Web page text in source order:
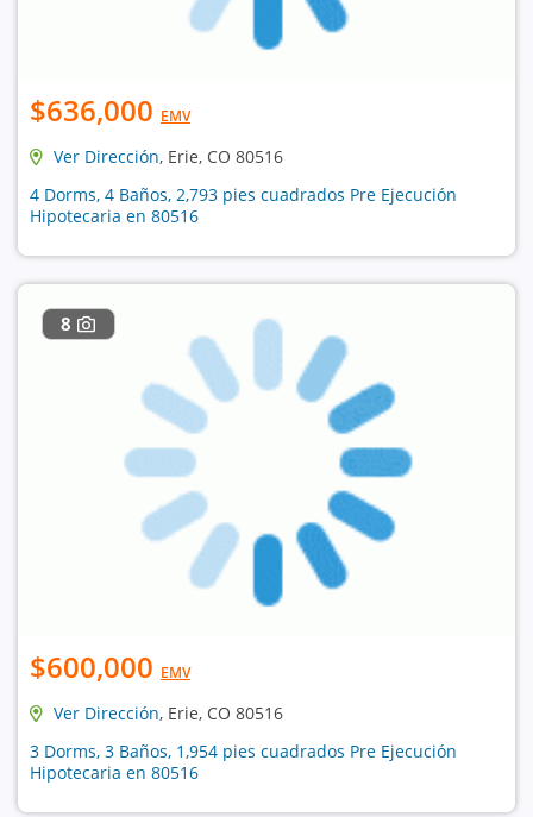
$636,000 EMV
Ver Dirección, Erie, CO 80516
4 Dorms, 4 Baños, 2,793 pies cuadrados Pre Ejecución
Hipotecaria en 80516
8
$600,000 EMV
Ver Dirección, Erie, CO 80516
3 Dorms, 3 Baños, 1,954 pies cuadrados Pre Ejecución
Hipotecaria en 80516